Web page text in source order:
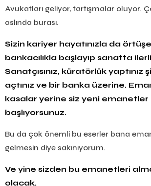
Avukatları geliyor, tartışmalar oluyor.
aslında burası.
Sizin kariyer hayatınızla da
bankacılıkla başlayıp sanatta
Sanatçısınız, küratörlük yaptınız
açtınız ve bir banka üzerine.
kasalar yerine siz yeni
başlıyorsunuz.
Bu da çok önemli bu eserler bana
gelmesin diye sakınıyorum.
Ve yine sizden bu emanetleri
olacak.